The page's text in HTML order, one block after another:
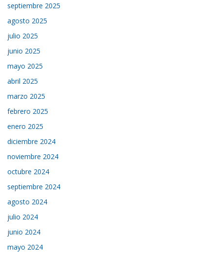
septiembre 2025
agosto 2025
julio 2025
junio 2025
mayo 2025
abril 2025
marzo 2025
febrero 2025
enero 2025
diciembre 2024
noviembre 2024
octubre 2024
septiembre 2024
agosto 2024
julio 2024
junio 2024
mayo 2024